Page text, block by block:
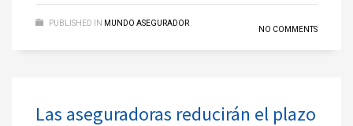
PUBLISHED IN MUNDO ASEGURADOR
NO COMMENTS
Las aseguradoras reducirán el plazo